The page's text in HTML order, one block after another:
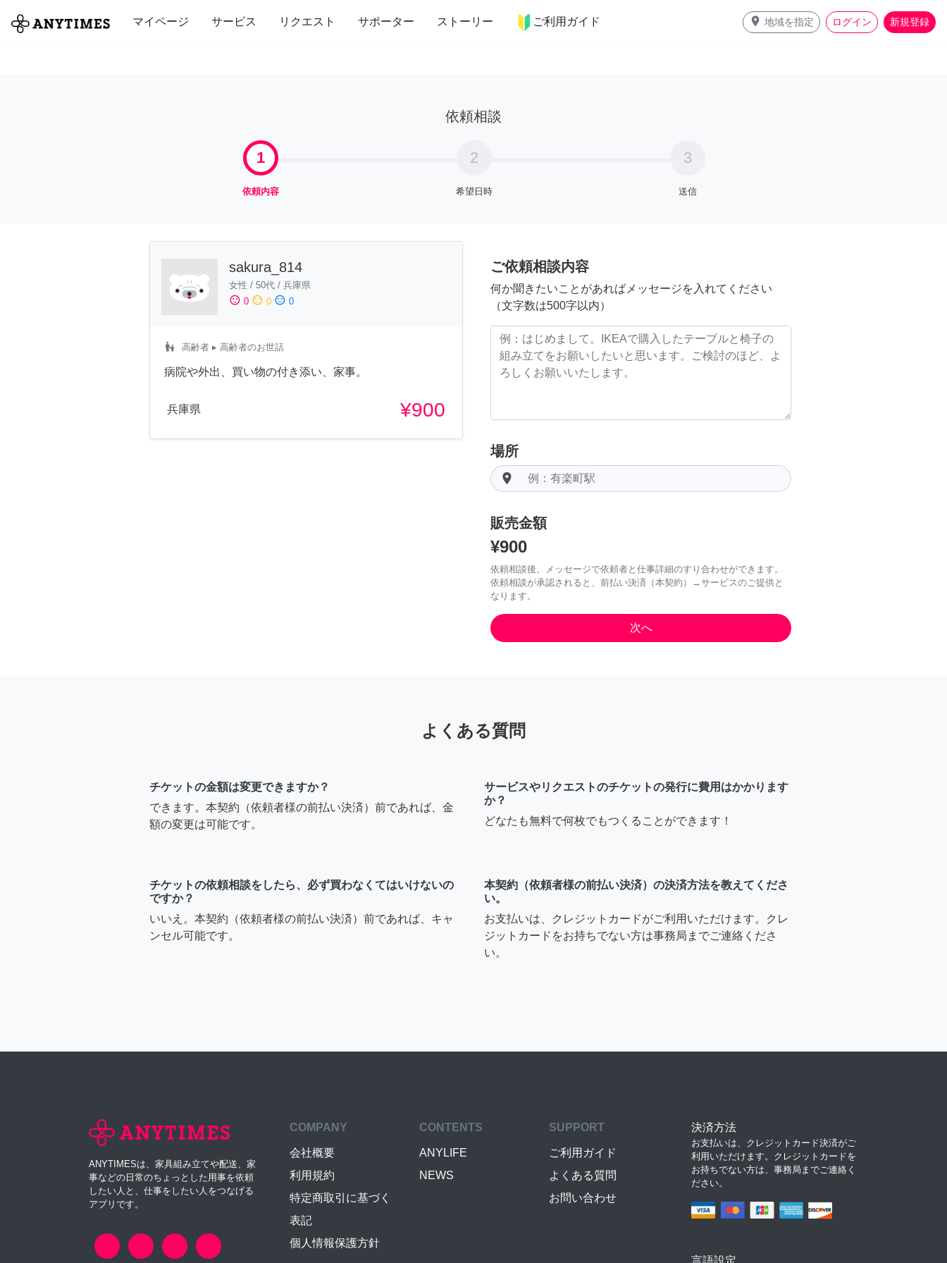
マイページ サービス リクエスト サポーター ストーリー ご利用ガイド place 地域を指定 ログイン 新規登録
全て 修理・組立 家事 引っ越し インテリア 趣味・習い事 ペット 料理
依頼相談
1
依頼内容
2
希望日時
3
送信
sakura_814
女性 / 50代 / 兵庫県
sentiment_satisfied 0 sentiment_neutral 0 sentiment_dissatisfied 0
escalator_warning 高齢者 ▸ 高齢者のお世話
病院や外出、買い物の付き添い、家事。
兵庫県 ¥900
ご依頼相談内容
何か聞きたいことがあればメッセージを入れてください
（文字数は500字以内）
場所
room
販売金額
¥900
依頼相談後、メッセージで依頼者と仕事詳細のすり合わせができます。
依頼相談が承認されると、前払い決済（本契約）→サービスのご提供と
なります。
よくある質問
チケットの金額は変更できますか？
できます。本契約（依頼者様の前払い決済）前であれば、金
額の変更は可能です。
サービスやリクエストのチケットの発行に費用はかかります
か？
どなたも無料で何枚でもつくることができます！
チケットの依頼相談をしたら、必ず買わなくてはいけないの
ですか？
いいえ。本契約（依頼者様の前払い決済）前であれば、キャ
ンセル可能です。
本契約（依頼者様の前払い決済）の決済方法を教えてくださ
い。
お支払いは、クレジットカードがご利用いただけます。クレ
ジットカードをお持ちでない方は事務局までご連絡くださ
い。
ANYTIMESは、家具組み立てや配送、家
事などの日常のちょっとした用事を依頼
したい人と、仕事をしたい人をつなげる
アプリです。
COMPANY
会社概要
利用規約
特定商取引に基づく
表記
個人情報保護方針
CONTENTS
ANYLIFE
NEWS
SUPPORT
ご利用ガイド
よくある質問
お問い合わせ
決済方法
お支払いは、クレジットカード決済がご
利用いただけます。クレジットカードを
お持ちでない方は、事務局までご連絡く
ださい。
言語設定